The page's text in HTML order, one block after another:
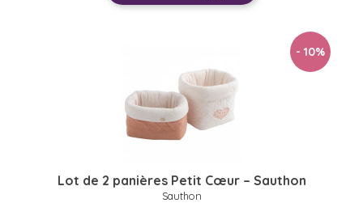
- 10%
Lot de 2 panières Petit Cœur – Sauthon
Sauthon